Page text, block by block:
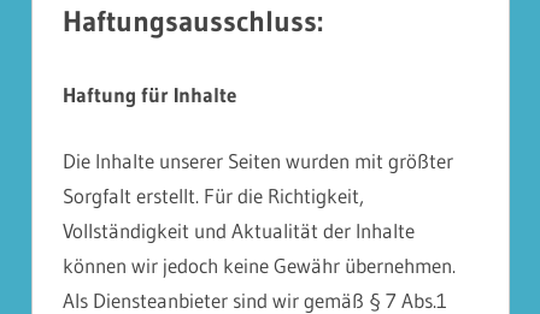
Haftungsausschluss:
Haftung für Inhalte
Die Inhalte unserer Seiten wurden mit größter
Sorgfalt erstellt. Für die Richtigkeit,
Vollständigkeit und Aktualität der Inhalte
können wir jedoch keine Gewähr übernehmen.
Als Diensteanbieter sind wir gemäß § 7 Abs.1